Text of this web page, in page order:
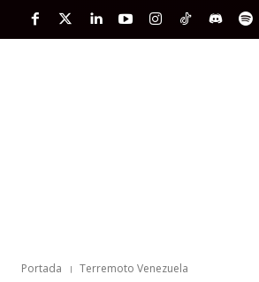
Portada Terremoto Venezuela